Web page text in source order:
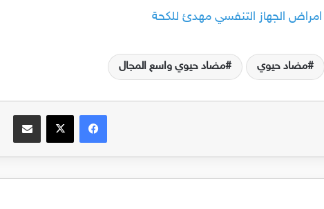
مضاد حيوي مضاد حيوي واسع المجال
فيسبوك‫X مشاركة عبر